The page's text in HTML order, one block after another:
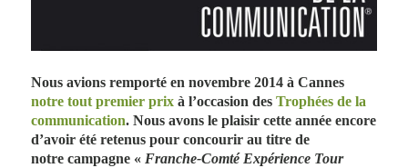
Nous avions remporté en novembre 2014 à Cannes
notre tout premier prixà l’occasion des Trophées de la
communication. Nous avons le plaisir cette année encore
d’avoir été retenus pour concourir au titre de
notrecampagne « Franche-Comté Expérience Tour